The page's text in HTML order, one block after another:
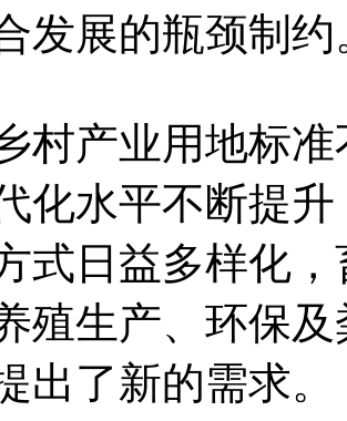
发展的瓶颈制约
村产业用地标
化水平不断提
式日益多样化
殖生产、环保
出了新的需求。